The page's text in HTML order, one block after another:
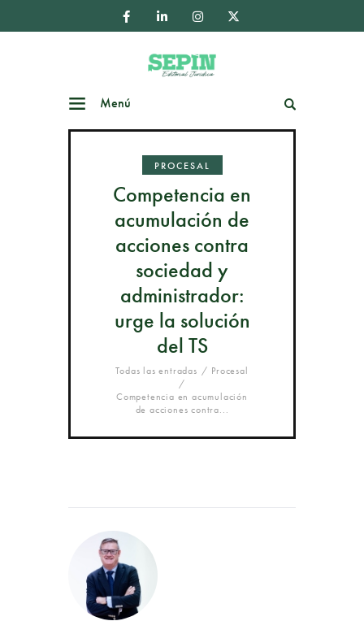
Menú
PROCESAL
Competencia en
acumulación de
acciones contra
sociedad y
administrador:
urge la solución
del TS
Todas las entradas
Procesal
Competencia en acumulación
de acciones contra...